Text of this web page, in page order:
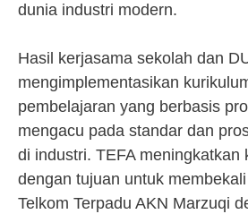
dunia industri modern.
Hasil kerjasama sekolah dan
mengimplementasikan
pembelajaran yang berbasis
mengacu pada standar dan
di industri. TEFA meningkatkan
dengan tujuan untuk
Telkom Terpadu AKN Marzuqi